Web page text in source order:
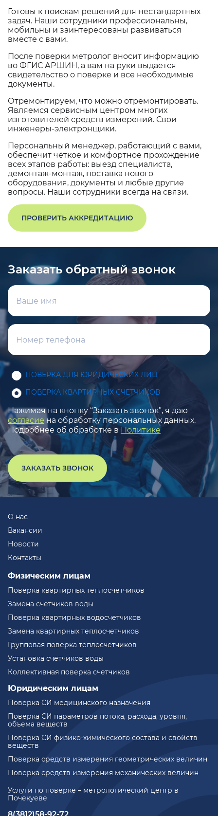
Готовы к поискам решений для нестандартных
задач. Наши сотрудники профессиональны,
мобильны и заинтересованы развиваться
вместе с вами.
После поверки метролог вносит информацию
во ФГИС АРШИН, а вам на руки выдается
свидетельство о поверке и все необходимые
документы.
Отремонтируем, что можно отремонтировать.
Являемся сервисным центром многих
изготовителей средств измерений. Свои
инженеры-электронщики.
Персональный менеджер, работающий с вами,
обеспечит чёткое и комфортное прохождение
всех этапов работы: выезд специалиста,
демонтаж-монтаж, поставка нового
оборудования, документы и любые другие
вопросы. Наши сотрудники всегда на связи.
ПРОВЕРИТЬ АККРЕДИТАЦИЮ
Заказать обратный звонок
ПОВЕРКА ДЛЯ ЮРИДИЧЕСКИХ ЛИЦ
ПОВЕРКА КВАРТИРНЫХ СЧЕТЧИКОВ
Нажимая на кнопку “Заказать звонок”, я даю
согласие на обработку персональных данных.
Подробнее об обработке в Политике
ЗАКАЗАТЬ ЗВОНОК
Услуги по поверке – метрологический центр в
Почекуеве
О нас
Вакансии
Новости
Контакты
Физическим лицам
Поверка квартирных теплосчетчиков
Замена счетчиков воды
Поверка квартирных водосчетчиков
Замена квартирных теплосчетчиков
Групповая поверка теплосчетчиков
Установка счетчиков воды
Коллективная поверка счетчиков
Юридическим лицам
Поверка СИ медицинского назначения
Поверка СИ параметров потока, расхода, уровня,
объема веществ
Поверка СИ физико-химического состава и свойств
веществ
Поверка средств измерения геометрических величин
Поверка средств измерения механических величин